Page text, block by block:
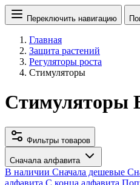
Переключить навигацию
Главная
Защита растений
Регуляторы роста
Стимуляторы
Стимуляторы
Фильтры товаров
Сначала алфавита
В наличии Сначала дешевые
алфавита С конца алфавита